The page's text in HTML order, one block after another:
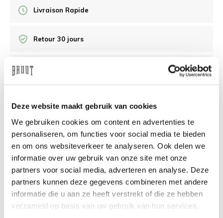
Deze website maakt gebruik van cookies
We gebruiken cookies om content en advertenties te
personaliseren, om functies voor social media te bieden
en om ons websiteverkeer te analyseren. Ook delen we
informatie over uw gebruik van onze site met onze
partners voor social media, adverteren en analyse. Deze
partners kunnen deze gegevens combineren met andere
informatie die u aan ze heeft verstrekt of die ze hebben
verzameld op basis van uw gebruik van hun services.
Livraison Rapide
Retour 30 jours
Besoin d’aide?Nous sommes là pour vous aider
info@bruut.nl Chat Whatsapp
À propos de ce produit
Livraison et retours
Produits similaires